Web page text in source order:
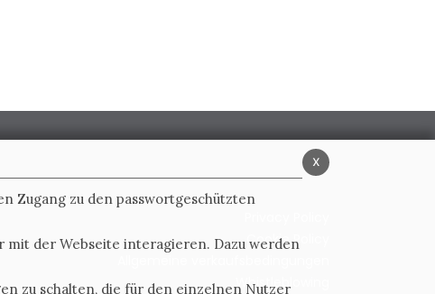
Cookie Policy
Whistleblowing
x
Zugang zu den passwortgeschützten
mit der Webseite interagieren. Dazu werden
zu schalten, die für den einzelnen Nutzer